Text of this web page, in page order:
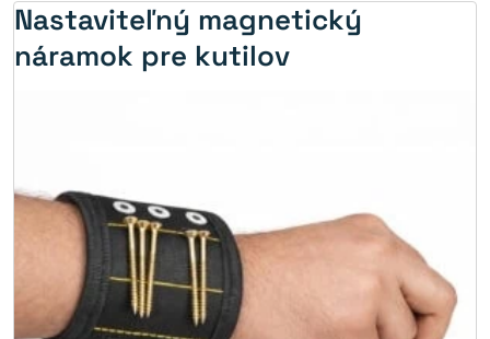
Nastaviteľný magnetický
náramok pre kutilov